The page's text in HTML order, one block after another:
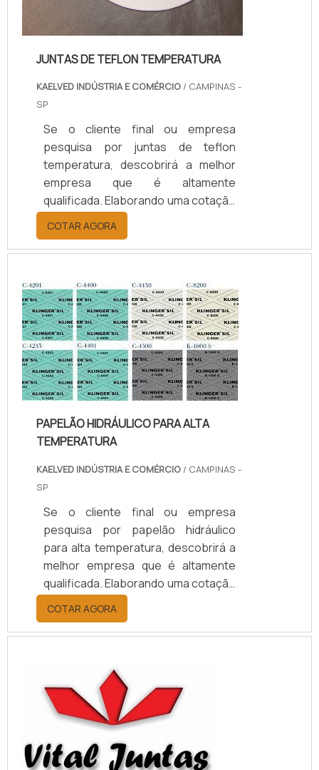
JUNTAS DE TEFLON TEMPERATURA
KAELVED INDÚSTRIA E COMÉRCIO / CAMPINAS -
SP
Se o cliente final ou empresa
pesquisa por juntas de teflon
temperatura, descobrirá a melhor
empresa que é altamente
qualificada. Elaborando uma cotação
por meio da plataforma e
descobrindo a melhor referência do
mercado.Sim, aqui é o lugar certo!
temperatura, com os colaboradores
da kaelved obterá excelente custo-
benefício com assessoria técnica
especializada.UM POUCO MAIS
SOBRE JUNTAS DE TEFLON
TEMPERA...
COTAR AGORA
PAPELÃO HIDRÁULICO PARA ALTA
TEMPERATURA
KAELVED INDÚSTRIA E COMÉRCIO / CAMPINAS -
SP
Se o cliente final ou empresa
pesquisa por papelão hidráulico
para alta temperatura, descobrirá a
melhor empresa que é altamente
qualificada. Elaborando uma cotação
por meio da plataforma e
descobrindo a melhor referência do
mercado.MAIS INFORMAÇÕES
HIDRÁULICO PARA ALTA
TEMPERATURASe alguém pesquisar
papelão hidráulico para alta
temperatura encontra na internet a
kaelved. Uma empresa com alto
know-how em laudos ...
COTAR AGORA